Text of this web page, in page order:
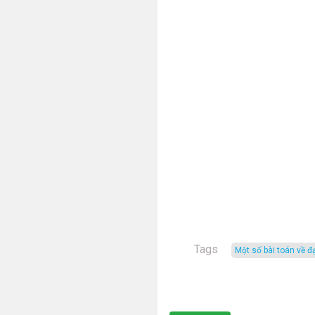
Tags một số bài toán về